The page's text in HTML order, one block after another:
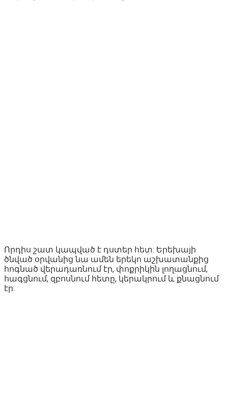
Որդիս շատ կապված է դստեր հետ: Երեխայի
ծնված օրվանից նա ամեն երեկո աշխատանքից
հոգնած վերադառնում էր, փոքրիկին լողացնում,
հագցնում, զբոսնում հետը, կերակրում և քնացնում
էր: